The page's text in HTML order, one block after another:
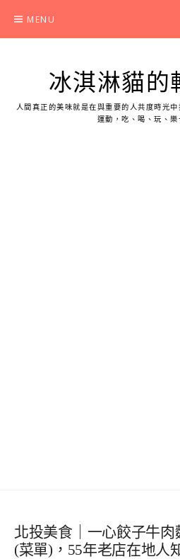
content
MENU
冰淇淋貓的
人間真正的美味就是在與重要的人共度時光
運動，吃、喝、玩、樂
北投美食｜一心餃子牛
(菜單)，55年老店在地人